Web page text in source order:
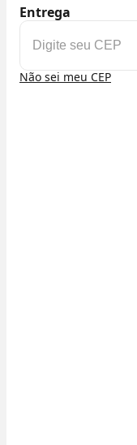
Entrega
Não sei meu CEP